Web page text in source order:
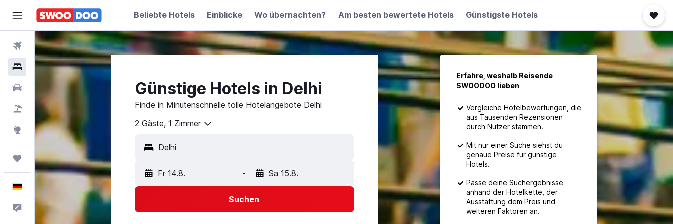
Beliebte Hotels Einblicke Wo übernachten? Am besten bewertete Hotels Günstigste Hotels
Flüge
Hotels
Pauschalreisen
Explore
Trips
Deutsch
Feedback
Günstige Hotels in Delhi
Finde in Minutenschnelle tolle Hotelangebote Delhi
2 Gäste, 1 Zimmer
Fr 14.8. - Sa 15.8.
Suchen
Erfahre, weshalb Reisende
SWOODOO lieben
Vergleiche Hotelbewertungen, die
aus Tausenden Rezensionen
durch Nutzer stammen.
Mit nur einer Suche siehst du
genaue Preise für günstige
Hotels.
Passe deine Suchergebnisse
anhand der Hotelkette, der
Ausstattung dem Preis und
weiteren Faktoren an.